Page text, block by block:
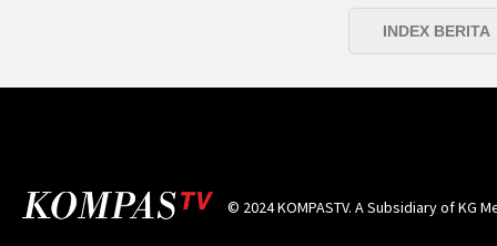
INDEX BERITA
© 2024 KOMPASTV. A Subsidiary ofKG